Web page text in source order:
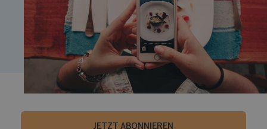
JETZT ABONNIEREN